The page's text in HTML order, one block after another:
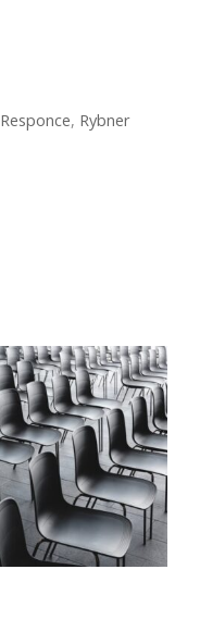
Responce, Rybner